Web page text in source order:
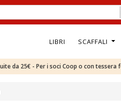
LIBRI SCAFFALI
da 25€ - Per i soci Coop o con